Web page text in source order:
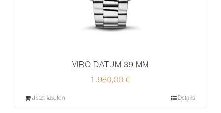
VIRO DATUM 39 MM
1.980,00€
Jetzt kaufen Details